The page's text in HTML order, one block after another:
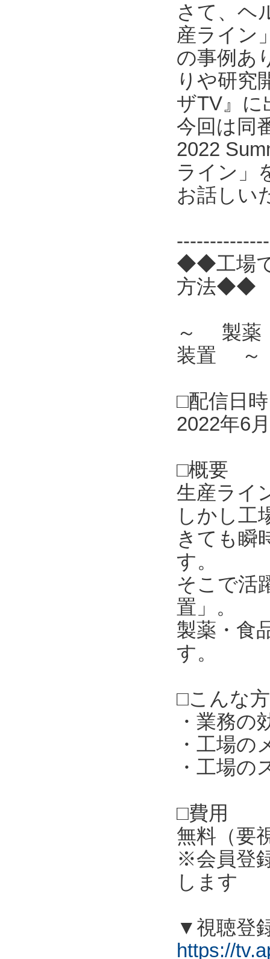
さて、ヘ
産ライン
の事例あ
りや研究
ザTV』に
今回は同
2022
ライン」
お話しい
◆◆工場で
方法◆◆
～ 製薬
装置 ～
□配信日時
2022年6
□概要
生産ライ
しかし工
きても瞬
す。
そこで活
置」。
製薬・食
す。
□こんな
・業務の
・工場の
・工場
□費用
無料（要
※会員登
します
▼視聴登
https://